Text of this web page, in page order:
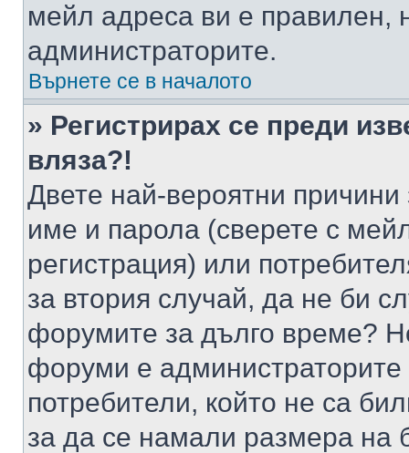
мейл адреса ви е правилен,
администраторите.
Върнете се в началото
» Регистрирах се преди
вляза?!
Двете най-вероятни
име и парола (сверете с
регистрация) или
за втория случай, да не би
форумите за дълго време?
форуми е администраторите
потребители, който не са
за да се намали размера на